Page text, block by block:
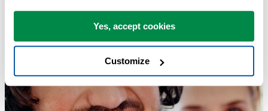
Yes, accept cookies
Customize